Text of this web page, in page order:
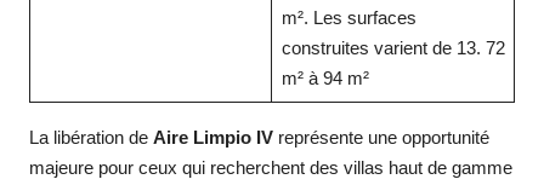
m². Les surfaces
construites varient de 13. 72
m² à 94 m²
La libération de Aire Limpio IV représente une opportunité
majeure pour ceux qui recherchent des villas haut de gamme